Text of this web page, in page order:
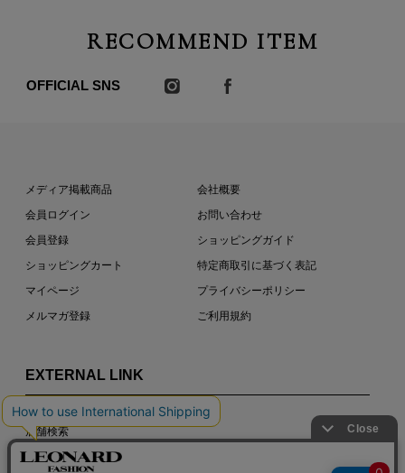
RECOMMEND ITEM
OFFICIAL SNS
メディア掲載商品
会員ログイン
会員登録
ショッピングカート
マイページ
メルマガ登録
会社概要
お問い合わせ
ショッピングガイド
特定商取引に基づく表記
プライバシーポリシー
ご利用規約
EXTERNAL LINK
店舗検索